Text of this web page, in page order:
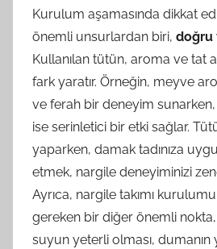
Kurulum aşamasında dikkat
önemli unsurlardan biri, doğru
Kullanılan tütün, aroma ve tat
fark yaratır. Örneğin, meyve
ve ferah bir deneyim
ise serinletici bir etki sağlar.
yaparken, damak tadınıza
etmek, nargile deneyiminizi
Ayrıca, nargile takımı
gereken bir diğer önemli
suyun yeterli olması, dumanın